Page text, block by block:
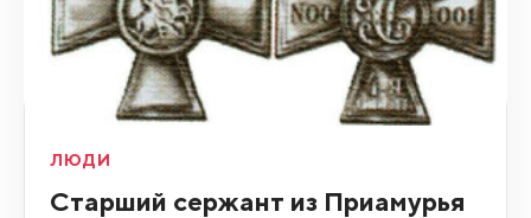
ЛЮДИ
Старший сержант из Приамурья